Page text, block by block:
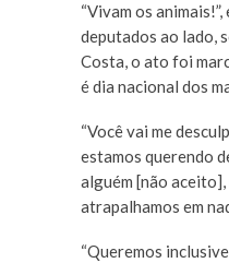
“Vivam os
deputados ao lado,
Costa, o ato foi
é dia nacional dos
“Você vai me
estamos querendo
alguém [não
atrapalhamos em
“Queremos